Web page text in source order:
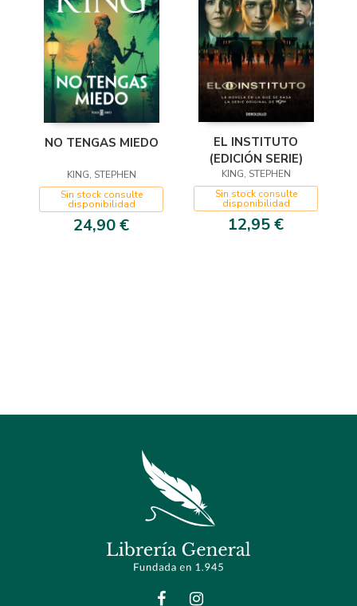
NO TENGAS MIEDO
KING, STEPHEN
Sin stock consulte
disponibilidad
24,90 €
EL INSTITUTO
(EDICIÓN SERIE)
KING, STEPHEN
Sin stock consulte
disponibilidad
12,95 €